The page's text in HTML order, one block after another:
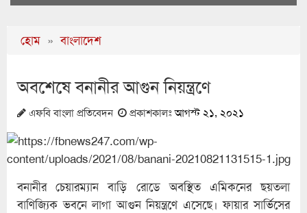
হোম » বাংলাদেশ
অবশেষে বনানীর আগুন নিয়ন্ত্রণে
এফবি বাংলা প্রতিবেদন প্রকাশকালঃআগস্ট ২১, ২০২১
বনানীর চেয়ারম্যান বাড়ি রোডে অবস্থিত এমিকনের ছয়তলা
বাণিজ্যিক ভবনে লাগা আগুন নিয়ন্ত্রণে এসেছে। ফায়ার সার্ভিসের